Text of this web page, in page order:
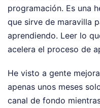
programación. Es una
que sirve de maravilla
aprendiendo. Leer lo
acelera el proceso de
He visto a gente
apenas unos meses
canal de fondo